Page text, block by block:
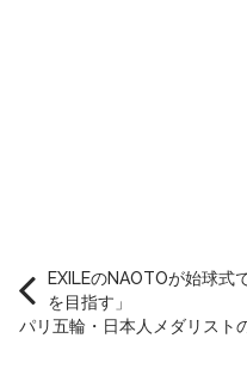
EXILEのNAOTOが始球式
を目指す」
パリ五輪・日本人メダリスト